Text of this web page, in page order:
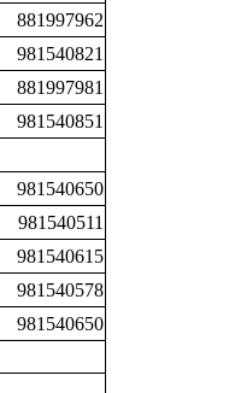
881997962
981540821
881997981
981540851
981540650
981540511
981540615
981540578
981540650